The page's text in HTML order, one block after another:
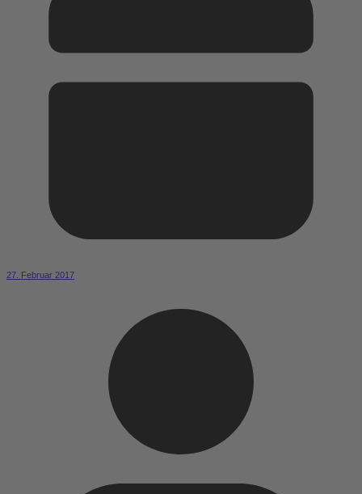
27. Februar 2017